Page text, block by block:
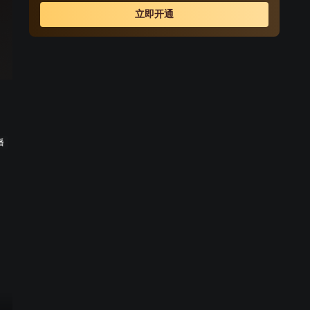
探，柯南实在看不下去毛利小五郎经常做的一些“发育不
良”的错误推理，便帮助毛利小五郎破了许多案子。
立即开通